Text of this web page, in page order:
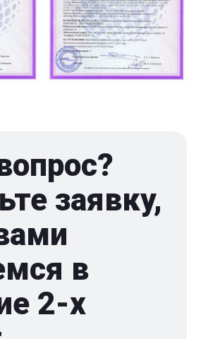
заявку,
в
2-x